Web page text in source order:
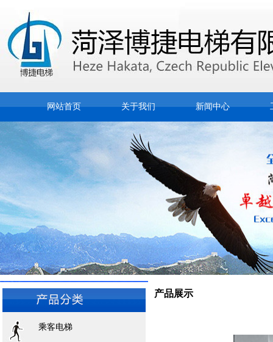
网站首页 关于我们 新闻中心
乘客电梯
产品展示